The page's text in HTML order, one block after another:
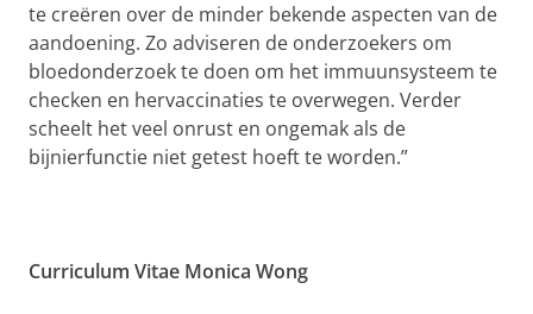
te creëren over de minder bekende aspecten van de
aandoening. Zo adviseren de onderzoekers om
bloedonderzoek te doen om het immuunsysteem te
checken en hervaccinaties te overwegen. Verder
scheelt het veel onrust en ongemak als de
bijnierfunctie niet getest hoeft te worden.”
Curriculum Vitae Monica Wong